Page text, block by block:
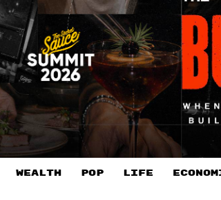
WEALTH POP LIFE